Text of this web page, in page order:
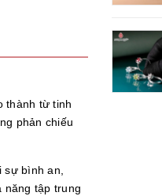
thành từ tinh
phản chiếu
bình an,
năng tập trung